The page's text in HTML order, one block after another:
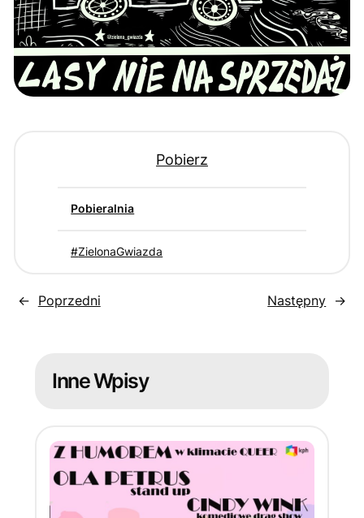
Pobierz
Pobieralnia
ZielonaGwiazda
← Poprzedni Następny →
Inne Wpisy